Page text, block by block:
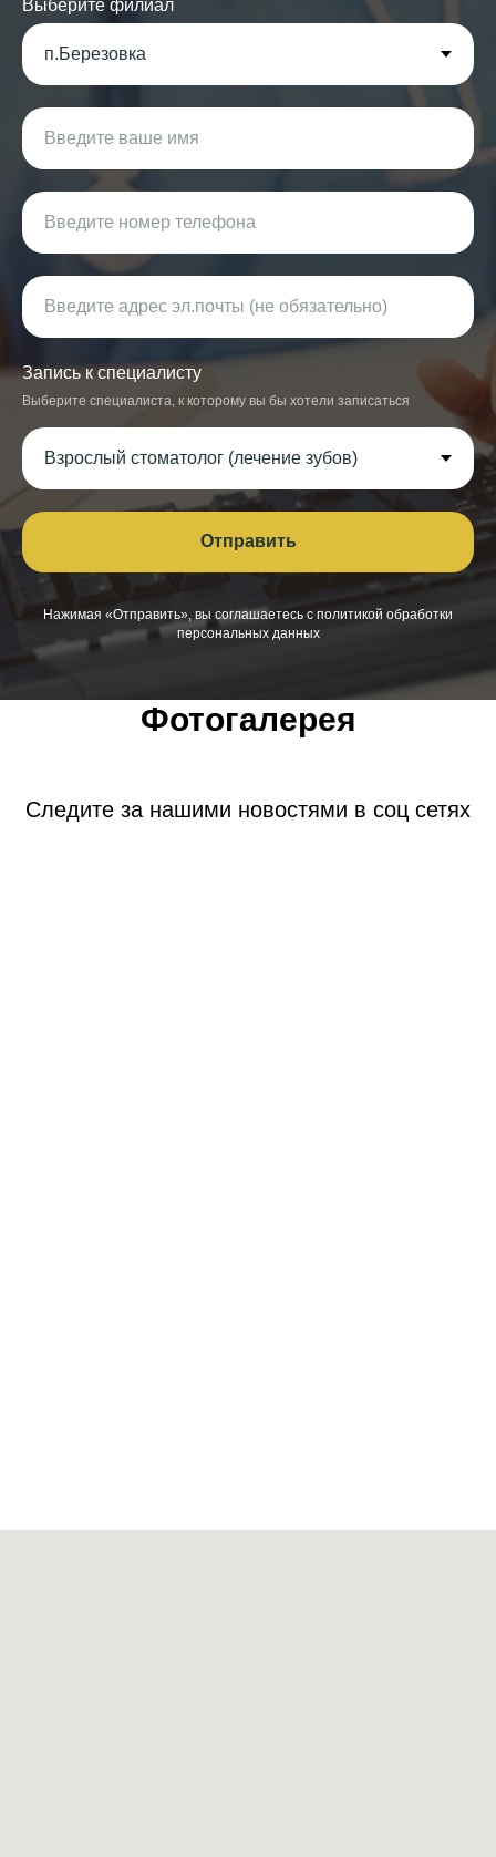
Выберите филиал
Запись к специалисту
Выберите специалиста, к которому вы бы хотели записаться
Отправить
Нажимая «Отправить», вы соглашаетесь с политикой обработки
персональных данных
Фотогалерея
Следите за нашими новостями в соц сетях